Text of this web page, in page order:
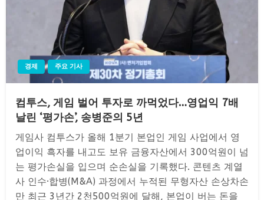
경제 주요 기사
컴투스, 게임 벌어 투자로 까먹었다…영업익 7배
날린 ‘평가손’, 송병준의 5년
게임사 컴투스가 올해 1분기 본업인 게임 사업에서 영
업이익 흑자를 내고도 보유 금융자산에서 300억원이 넘
는 평가손실을 입으며 순손실을 기록했다. 콘텐츠 계열
사 인수·합병(M&A) 과정에서 누적된 무형자산 손상차손
만 최근 3년간 2천500억원에 달해, 본업이 버는 돈을